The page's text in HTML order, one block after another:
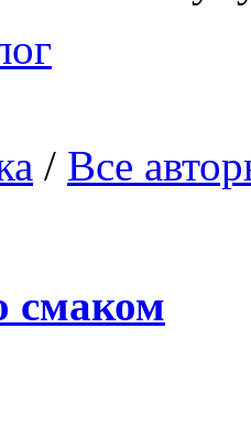
/ Все
смаком